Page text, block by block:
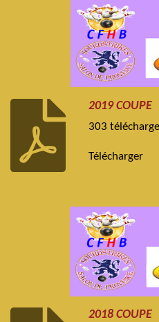
2019 COUPE
303
Télécharger
2018 COUPE